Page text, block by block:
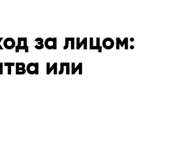
за лицом:
или